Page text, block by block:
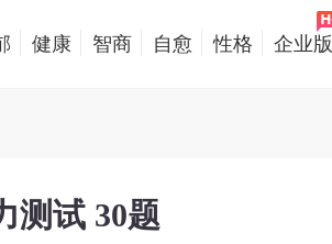
健康 智商 自愈 性格 企业版
测试 30题